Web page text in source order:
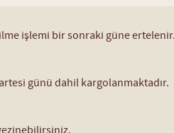
işlemi bir sonraki güne ertelenir.
günü dahil kargolanmaktadır.